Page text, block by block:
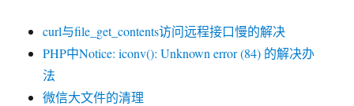
curl与file_get_contents访问远程接口慢的解决
PHP中Notice: iconv(): Unknown error (84) 的解决办
法
微信大文件的清理